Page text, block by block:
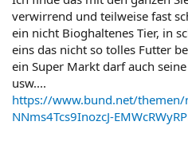
verwirrend und teilweise fast
ein nicht Bioghaltenes Tier, in
eins das nicht so tolles Futter
ein Super Markt darf auch
usw....
https://www.bund.net/themen/
NNms4Tcs9InozcJ-